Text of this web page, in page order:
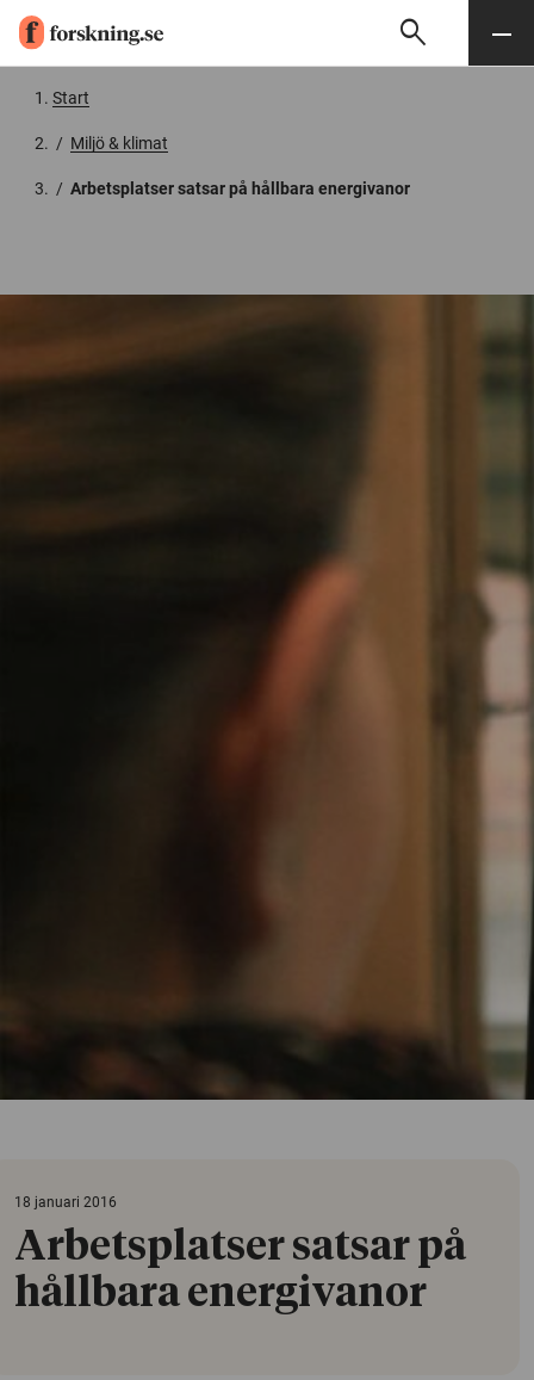
Söksearch Meny
Start
/ Miljö & klimat
/ Arbetsplatser satsar på hållbara energivanor
18 januari 2016
Arbetsplatser satsar på
hållbara energivanor